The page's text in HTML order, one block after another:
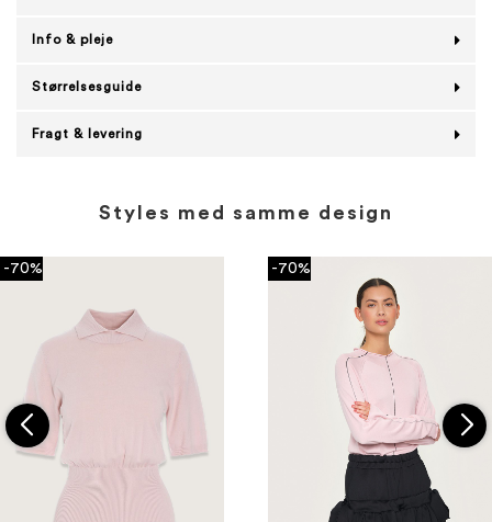
Info & pleje
Størrelsesguide
Fragt & levering
Styles med samme design
-70% -70%